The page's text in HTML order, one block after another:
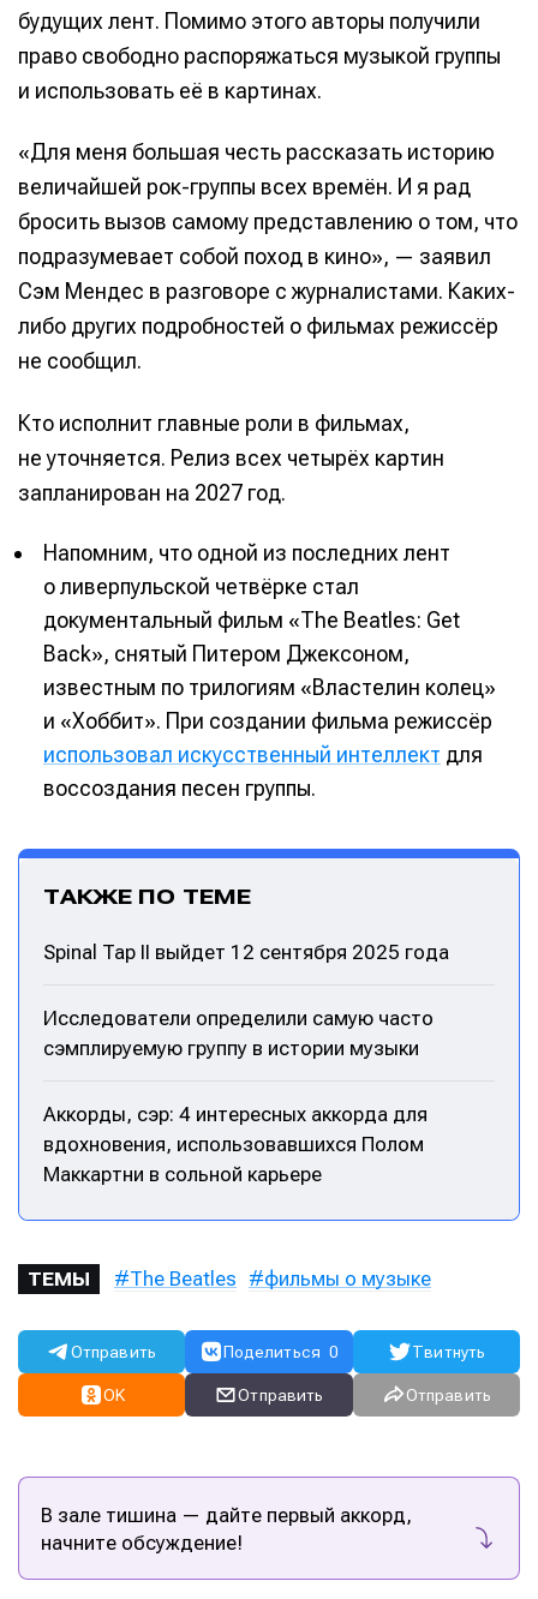
Написание
Исполнение
Написание
Исполнение
будущих лент. Помимо этого авторы получили
право свободно распоряжаться музыкой группы
и использовать её в картинах.
«Для меня большая честь рассказать историю
величайшей рок-группы всех времён. И я рад
бросить вызов самому представлению о том, что
подразумевает собой поход в кино», — заявил
Сэм Мендес в разговоре с журналистами. Каких-
либо других подробностей о фильмах режиссёр
не сообщил.
Кто исполнит главные роли в фильмах,
не уточняется. Релиз всех четырёх картин
запланирован на 2027 год.
Напомним, что одной из последних лент
о ливерпульской четвёрке стал
документальный фильм «The Beatles: Get
Back», снятый Питером Джексоном,
известным по трилогиям «Властелин колец»
и «Хоббит». При создании фильма режиссёр
использовал искусственный интеллект для
воссоздания песен группы.
ТАКЖЕ ПО ТЕМЕ
Spinal Tap II выйдет 12 сентября 2025 года
Исследователи определили самую часто
сэмплируемую группу в истории музыки
Аккорды, сэр: 4 интересных аккорда для
вдохновения, использовавшихся Полом
Маккартни в сольной карьере
ТЕМЫ The Beatles фильмы о музыке
Отправить Поделиться 0 Твитнуть
OK Отправить Отправить
В зале тишина — дайте первый аккорд,
начните обсуждение!